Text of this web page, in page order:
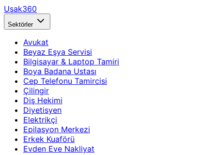
Uşak360
Sektörler
Avukat
Beyaz Eşya Servisi
Bilgisayar & Laptop Tamiri
Boya Badana Ustası
Cep Telefonu Tamircisi
Çilingir
Diş Hekimi
Diyetisyen
Elektrikçi
Epilasyon Merkezi
Erkek Kuaförü
Evden Eve Nakliyat